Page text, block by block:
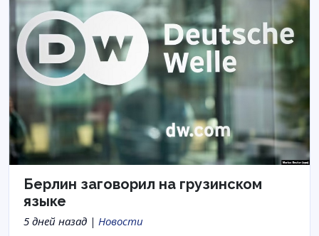
Берлин заговорил на грузинском
языке
5 дней назад | Новости